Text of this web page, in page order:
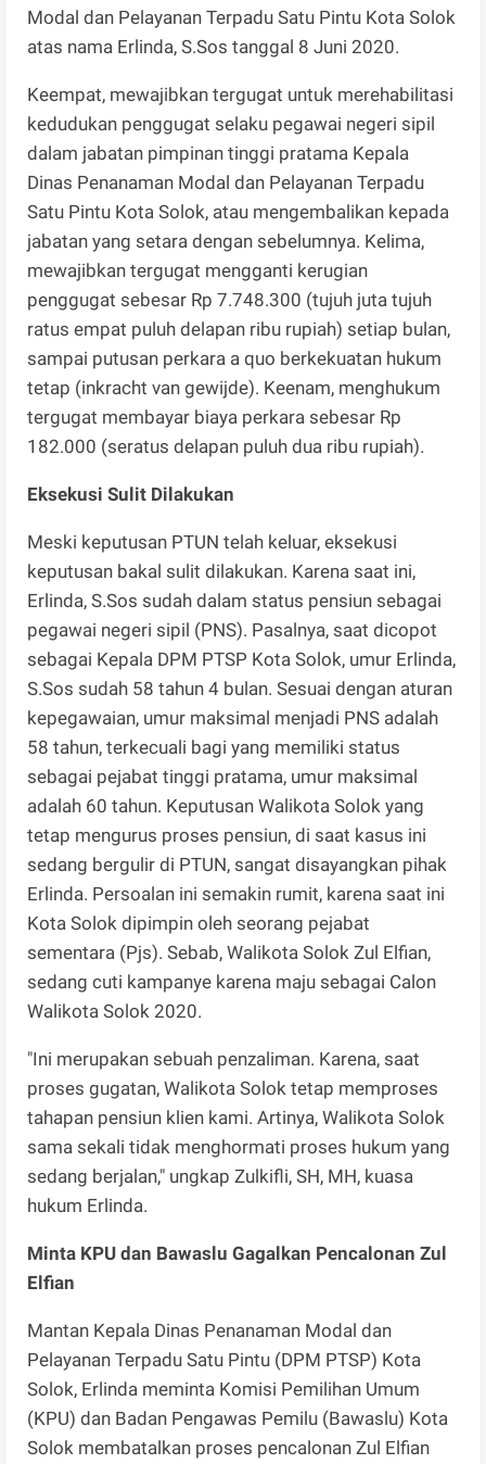
Modal dan Pelayanan Terpadu Satu Pintu Kota Solok
atas nama Erlinda, S.Sos tanggal 8 Juni 2020.
Keempat, mewajibkan tergugat untuk merehabilitasi
kedudukan penggugat selaku pegawai negeri sipil
dalam jabatan pimpinan tinggi pratama Kepala
Dinas Penanaman Modal dan Pelayanan Terpadu
Satu Pintu Kota Solok, atau mengembalikan kepada
jabatan yang setara dengan sebelumnya. Kelima,
mewajibkan tergugat mengganti kerugian
penggugat sebesar Rp 7.748.300 (tujuh juta tujuh
ratus empat puluh delapan ribu rupiah) setiap bulan,
sampai putusan perkara a quo berkekuatan hukum
tetap (inkracht van gewijde). Keenam, menghukum
tergugat membayar biaya perkara sebesar Rp
182.000 (seratus delapan puluh dua ribu rupiah).
Eksekusi Sulit Dilakukan
Meski keputusan PTUN telah keluar, eksekusi
keputusan bakal sulit dilakukan. Karena saat ini,
Erlinda, S.Sos sudah dalam status pensiun sebagai
pegawai negeri sipil (PNS). Pasalnya, saat dicopot
sebagai Kepala DPM PTSP Kota Solok, umur Erlinda,
S.Sos sudah 58 tahun 4 bulan. Sesuai dengan aturan
kepegawaian, umur maksimal menjadi PNS adalah
58 tahun, terkecuali bagi yang memiliki status
sebagai pejabat tinggi pratama, umur maksimal
adalah 60 tahun. Keputusan Walikota Solok yang
tetap mengurus proses pensiun, di saat kasus ini
sedang bergulir di PTUN, sangat disayangkan pihak
Erlinda. Persoalan ini semakin rumit, karena saat ini
Kota Solok dipimpin oleh seorang pejabat
sementara (Pjs). Sebab, Walikota Solok Zul Elfian,
sedang cuti kampanye karena maju sebagai Calon
Walikota Solok 2020.
"Ini merupakan sebuah penzaliman. Karena, saat
proses gugatan, Walikota Solok tetap memproses
tahapan pensiun klien kami. Artinya, Walikota Solok
sama sekali tidak menghormati proses hukum yang
sedang berjalan," ungkap Zulkifli, SH, MH, kuasa
hukum Erlinda.
Minta KPU dan Bawaslu Gagalkan Pencalonan Zul
Elfian
Mantan Kepala Dinas Penanaman Modal dan
Pelayanan Terpadu Satu Pintu (DPM PTSP) Kota
Solok, Erlinda meminta Komisi Pemilihan Umum
(KPU) dan Badan Pengawas Pemilu (Bawaslu) Kota
Solok membatalkan proses pencalonan Zul Elfian